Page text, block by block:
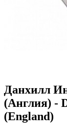
Данхилл
(Англия) -
(England)